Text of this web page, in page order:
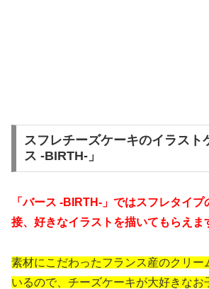
スフレチーズケーキのイラスト
ス -BIRTH-」
「バース -BIRTH-」ではスフレタイ
接、好きなイラストを描いてもらえま
素材にこだわったフランス産のクリー
いるので、チーズケーキが大好きなお